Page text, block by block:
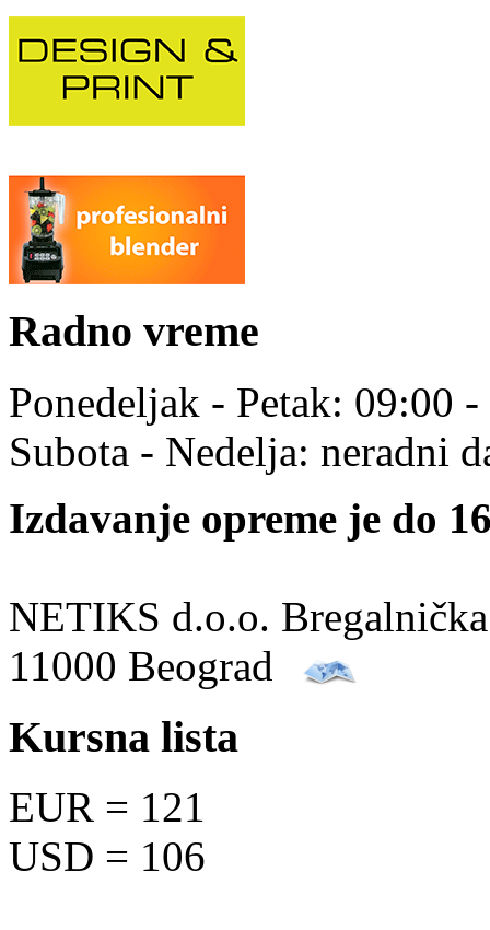
Radno vreme
Ponedeljak - Petak: 09:00
Subota - Nedelja: neradni
Izdavanje opreme je do
NETIKS d.o.o.
11000 Beograd
Kursna lista
EUR = 121
USD = 106